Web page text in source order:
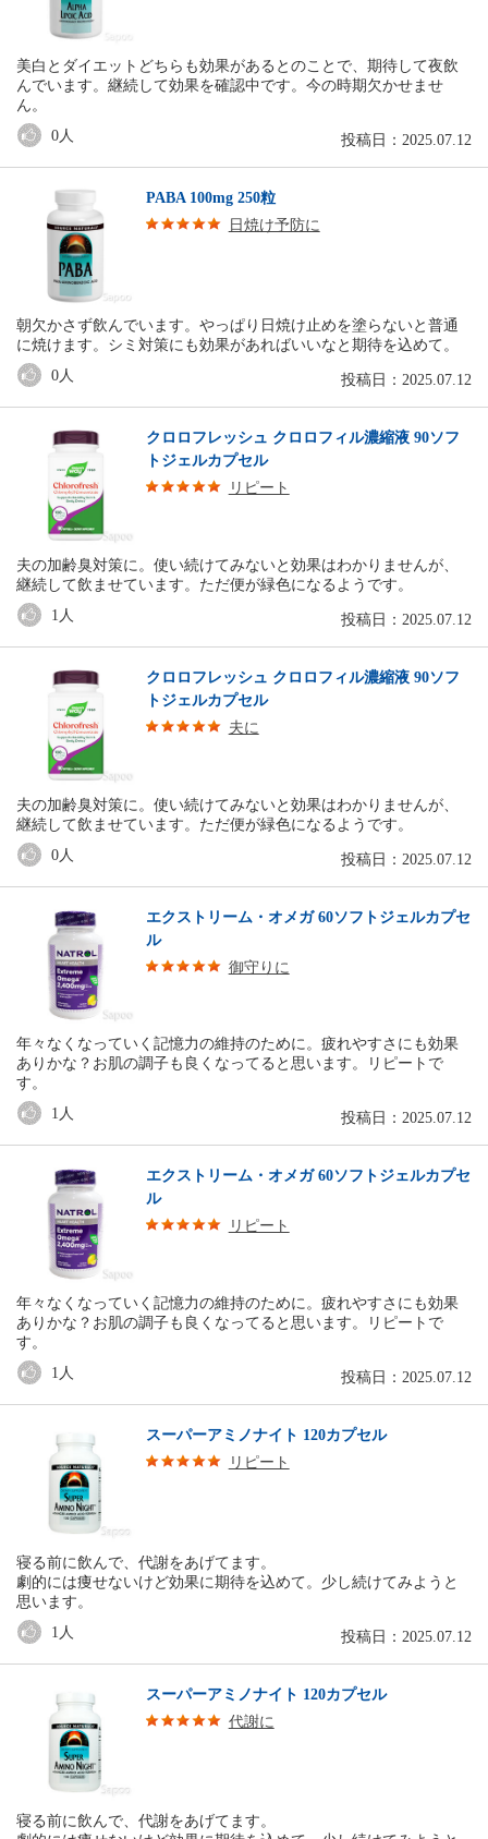
美白とダイエットどちらも効果があるとのことで、期待して夜飲
んでいます。継続して効果を確認中です。今の時期欠かせませ
ん。
投稿日：2025.07.12
0人
PABA 100mg 250粒
日焼け予防に
朝欠かさず飲んでいます。やっぱり日焼け止めを塗らないと普通
に焼けます。シミ対策にも効果があればいいなと期待を込めて。
投稿日：2025.07.12
0人
クロロフレッシュ クロロフィル濃縮液 90ソフ
トジェルカプセル
リピート
夫の加齢臭対策に。使い続けてみないと効果はわかりませんが、
継続して飲ませています。ただ便が緑色になるようです。
投稿日：2025.07.12
1 人
クロロフレッシュ クロロフィル濃縮液 90ソフ
トジェルカプセル
夫に
夫の加齢臭対策に。使い続けてみないと効果はわかりませんが、
継続して飲ませています。ただ便が緑色になるようです。
投稿日：2025.07.12
0 人
エクストリーム・オメガ 60ソフトジェルカプセ
ル
御守りに
年々なくなっていく記憶力の維持のために。疲れやすさにも効果
ありかな？お肌の調子も良くなってると思います。リピートで
す。
投稿日：2025.07.12
1 人
エクストリーム・オメガ 60ソフトジェルカプセ
ル
リピート
年々なくなっていく記憶力の維持のために。疲れやすさにも効果
ありかな？お肌の調子も良くなってると思います。リピートで
す。
投稿日：2025.07.12
1 人
スーパーアミノナイト 120カプセル
リピート
寝る前に飲んで、代謝をあげてます。
劇的には痩せないけど効果に期待を込めて。少し続けてみようと
思います。
投稿日：2025.07.12
1 人
スーパーアミノナイト 120カプセル
代謝に
寝る前に飲んで、代謝をあげてます。